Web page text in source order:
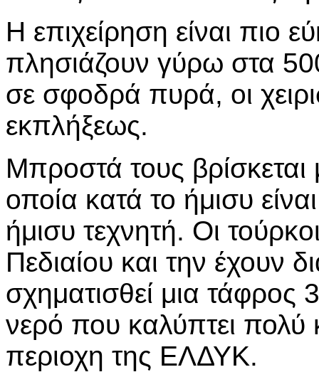
Η επιχείρηση είναι πιο
πλησιάζουν γύρω στα
σε σφοδρά πυρά, οι
εκπλήξεως.
Μπροστά τους βρίσκεται
οποία κατά το ήμισυ
ήμισυ τεχνητή. Οι
Πεδιαίου και την έχουν
σχηματισθεί μια
νερό που καλύπτει
περιοχη της ΕΛΔΥΚ.